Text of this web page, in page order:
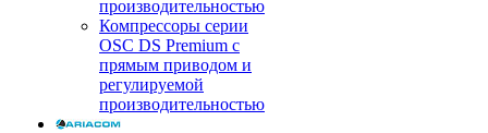
производительностью
Компрессоры серии
OSC DS Premium с
прямым приводом и
регулируемой
производительностью